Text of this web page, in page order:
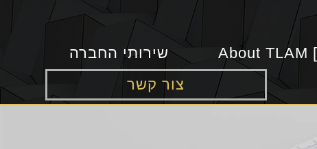
About TLAM
שירותי החברה
צור קשר